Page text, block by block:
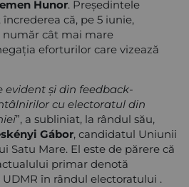
Hunor. Președintele
că, pe 5 iunie,
număr cât mai mare
eforturilor care vizează
evident și din feedback-
cu electoratul din
”, a subliniat, la rândul său,
Gábor, candidatul Uniunii
Satu Mare. El este de părere că
primar denotă
în rândul electoratului .